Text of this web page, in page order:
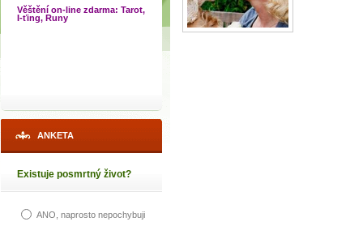
Věštění on-line zdarma: Tarot,
I-ťing, Runy
ANKETA
Existuje posmrtný život?
ANO, naprosto nepochybuji